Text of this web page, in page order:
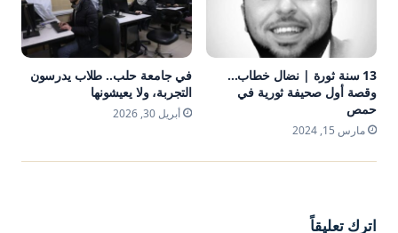
13 سنة ثورة | نضال خطاب…
وقصة أول صحيفة ثورية في
حمص
مارس 15, 2024
في جامعة حلب.. طلاب يدرسون
التجربة، ولا يعيشونها
أبريل 30, 2026
اترك تعليقاً